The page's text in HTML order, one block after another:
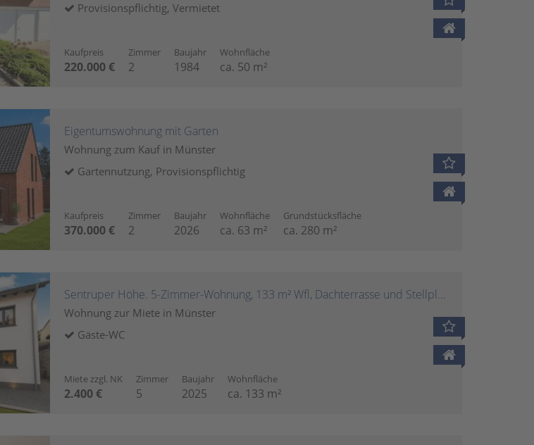
Provisionspflichtig, Vermietet
Kaufpreis
220.000 €
Zimmer
2
Baujahr
1984
Wohnfläche
ca. 50 m²
Eigentumswohnung mit Garten
Wohnung zum Kauf in Münster
Gartennutzung, Provisionspflichtig
Kaufpreis
370.000 €
Zimmer
2
Baujahr
2026
Wohnfläche
ca. 63 m²
Grundstücksfläche
ca. 280 m²
Sentruper Höhe. 5-Zimmer-Wohnung, 133 m² Wfl, Dachterrasse und Stellplatz
Wohnung zur Miete in Münster
Gäste-WC
Miete zzgl. NK
2.400 €
Zimmer
5
Baujahr
2025
Wohnfläche
ca. 133 m²